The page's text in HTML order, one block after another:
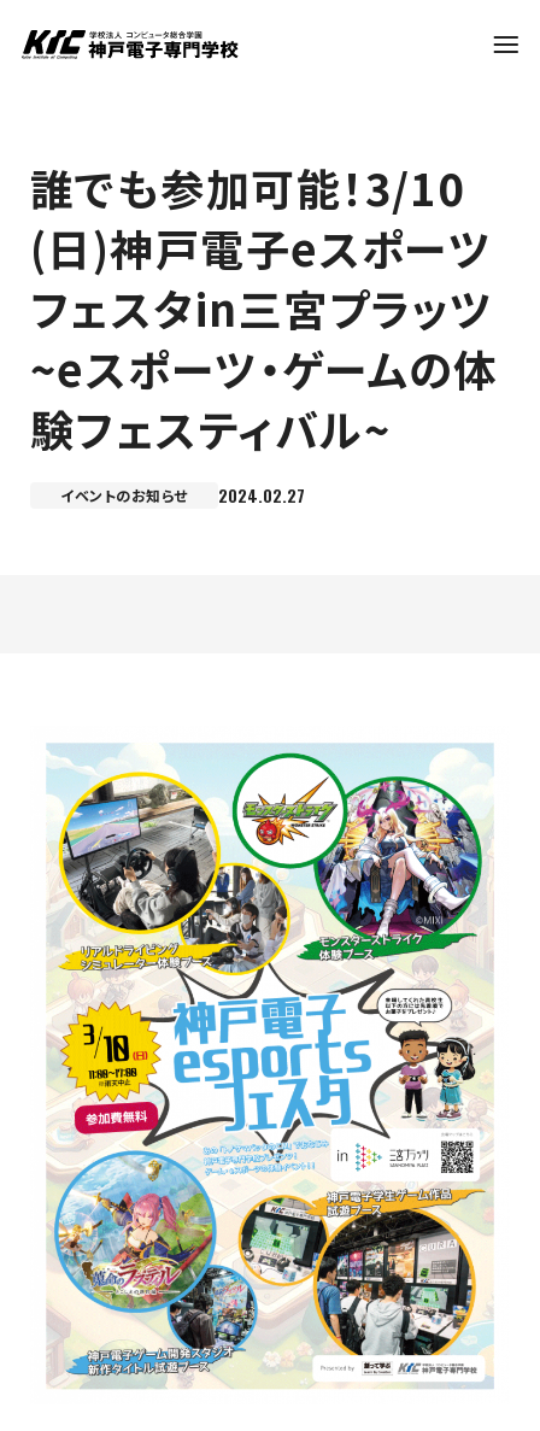
学科・コース
訪問者別
就職・資格
入試情報
神戸電子について
1日最大2つの学科説明＆体験授業
オープン
キャンパス
神戸電子をもっと知る
資料請求は
こちら
誰でも参加可能！3/10
(日)神戸電子eスポーツ
フェスタin三宮プラッツ
~eスポーツ・ゲームの体
験フェスティバル~
イベントのお知らせ 2024.02.27